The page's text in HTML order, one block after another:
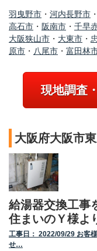
羽曳野市 ・ 河内長野市 ・
高石市 ・ 阪南市 ・ 千早
大阪狭山市 ・ 大東市 ・
原市 ・ 八尾市 ・ 富田林
現地調査
大阪府大阪市
給湯器交換工事
住まいのＹ様よ
工事日： 2022/09/29 お客
せ…